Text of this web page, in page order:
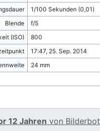
1/100 Sekunden (0,01)
Blende
f/5
(ISO)
800
17:47, 25. Sep. 2014
24 mm
12 Jahren von Bilderbot